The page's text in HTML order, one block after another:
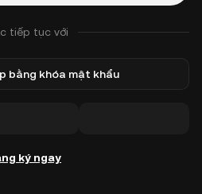
tiếp tục với
bằng khóa mật khẩu
ký ngay